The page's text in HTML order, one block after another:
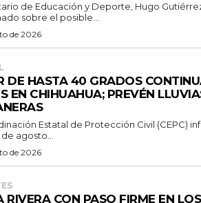
de Educación y Deporte, Hugo
sobre el posible...
de 2026
DE HASTA 40 GRADOS
EN CHIHUAHUA; PREVÉN
Estatal de Protección Civil (CEPC)
agosto...
de 2026
RIVERA CON PASO FIRME EN